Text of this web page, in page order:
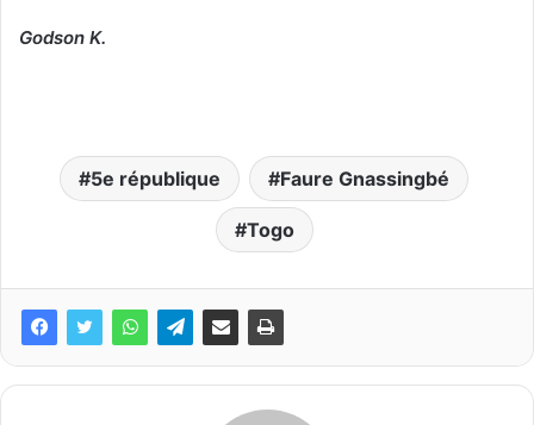
Godson K.
5e république Faure Gnassingbé
Togo